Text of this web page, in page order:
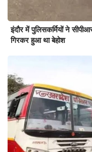
इंदौर में पुलिसकर्मियों ने
गिरकर हुआ था बेहोश